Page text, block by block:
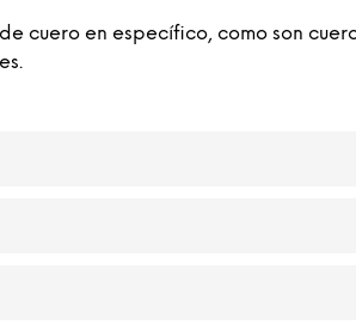
cuero en específico, como son